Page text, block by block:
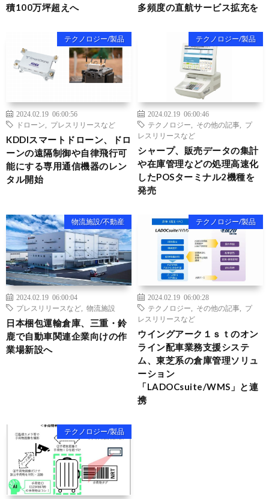
積100万坪超えへ
多頻度の直航サービス拡充を
テクノロジー/製品
2024.02.19 06:00:56
ドローン
プレスリリースなど
KDDIスマートドローン、ドロ
ーンの遠隔制御や自律飛行可
能にする専用通信機器のレン
タル開始
テクノロジー/製品
2024.02.19 06:00:46
テクノロジー
その他の記事
プ
レスリリースなど
シャープ、販売データの集計
や在庫管理などの処理高速化
したPOSターミナル2機種を
発売
物流施設/不動産
2024.02.19 06:00:04
プレスリリースなど
物流施設
日本梱包運輸倉庫、三重・鈴
鹿で自動車関連企業向けの作
業場新設へ
テクノロジー/製品
2024.02.19 06:00:28
テクノロジー
その他の記事
プ
レスリリースなど
ウイングアーク１ｓｔのオン
ライン配車業務支援システ
ム、東芝系の倉庫管理ソリュ
ーション
「LADOCsuite/WMS」と連
携
テクノロジー/製品